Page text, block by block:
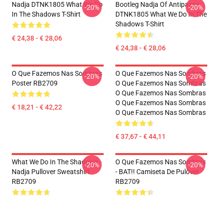
Nadja DTNK1805 What We Do
In The Shadows T-Shirt
€ 24,38 - € 28,06
-20%
Bootleg Nadja Of Antipaxos
DTNK1805 What We Do In The
Shadows T-Shirt
€ 24,38 - € 28,06
-20%
O Que Fazemos Nas Sombras
Poster RB2709
€ 18,21 - € 42,22
-20%
O Que Fazemos Nas Sombras
O Que Fazemos Nas Sombras
O Que Fazemos Nas Sombras
O Que Fazemos Nas Sombras
O Que Fazemos Nas Sombras
€ 37,67 - € 44,11
-20%
What We Do In The Shadows -
Nadja Pullover Sweatshirt
RB2709
-20%
O Que Fazemos Nas Sombras
- BAT!! Camiseta De Pulôver
RB2709
-20%